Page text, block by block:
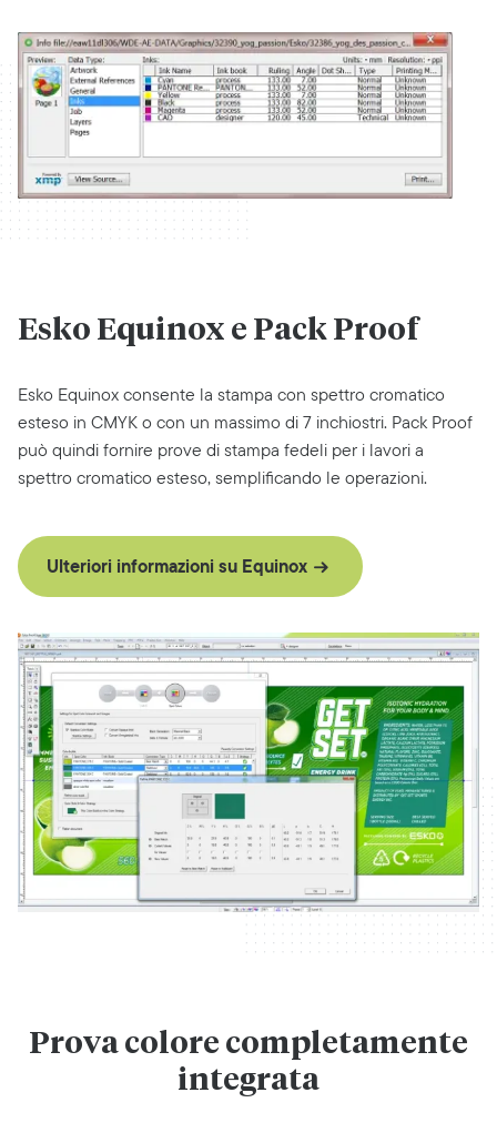
Esko Equinox e Pack Proof
Esko Equinox consente la stampa con spettro cromatico
esteso in CMYK o con un massimo di 7 inchiostri. Pack Proof
può quindi fornire prove di stampa fedeli per i lavori a
spettro cromatico esteso, semplificando le operazioni.
Ulteriori informazioni su Equinox
Prova colore completamente
integrata